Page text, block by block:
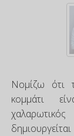
Νομίζω ότι
κομμάτι